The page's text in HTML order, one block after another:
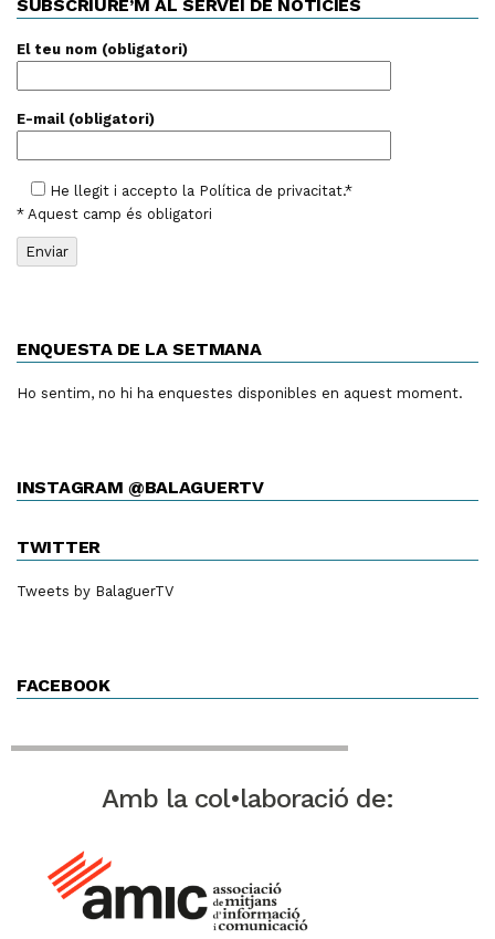
SUBSCRIURE’M AL SERVEI DE NOTÍCIES
El teu nom (obligatori)
E-mail (obligatori)
He llegit i accepto la Política de privacitat.*
* Aquest camp és obligatori
ENQUESTA DE LA SETMANA
Ho sentim, no hi ha enquestes disponibles en aquest moment.
INSTAGRAM @BALAGUERTV
TWITTER
Tweets by BalaguerTV
FACEBOOK
Amb la col•laboració de: